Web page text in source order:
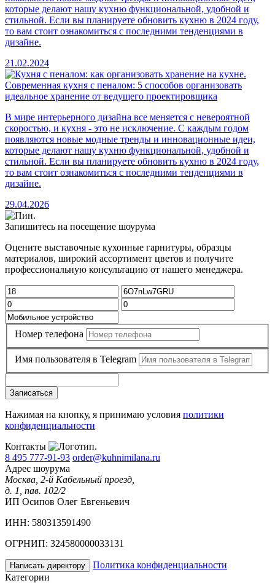
которые делают нашу кухню функциональной, удобной и
стильной. Если вы планируете обновить кухню в 2024 году,
то вам стоит ознакомиться с последними тенденциями в
дизайне.
21.02.2024
Современная кухня с пеналом: 5 способов организовать
идеальное хранение от ведущего проектировщика
В мире интерьерного дизайна все меняется с невероятной
скоростью, и кухня - это не исключение. С каждым годом
появляются новые модные тренды и инновационные идеи,
которые делают нашу кухню функциональной, удобной и
стильной. Если вы планируете обновить кухню в 2024 году,
то вам стоит ознакомиться с последними тенденциями в
дизайне.
29.04.2026
Запишитесь на посещение шоурума
Оцените выставочные кухонные гарнитуры, образцы
материалов, широкий ассортимент цветов и получите
профессиональную консультацию от нашего менеджера.
Номер телефона
Имя пользователя в Telegram
Записаться
Нажимая на кнопку, я принимаю условия политики
конфиденциальности
Контакты
8 495 777-91-93 order@kuhnimilana.ru
Адрес шоурума
Москва, 2-й Кабельный проезд,
д. 1, пав. 102/2
ИП Осипов Олег Евгеньевич
ИНН: 580313591490
ОГРНИП: 324580000033131
Написать директору
Политика конфиденциальности
Категории